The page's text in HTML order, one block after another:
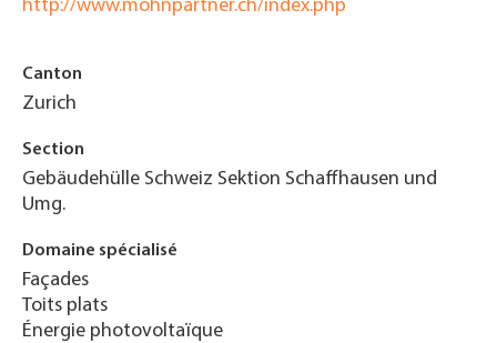
http://www.mohnpartner.ch/index.php
Canton
Zurich
Section
Gebäudehülle Schweiz Sektion Schaffhausen und
Umg.
Domaine spécialisé
Façades
Toits plats
Énergie photovoltaïque